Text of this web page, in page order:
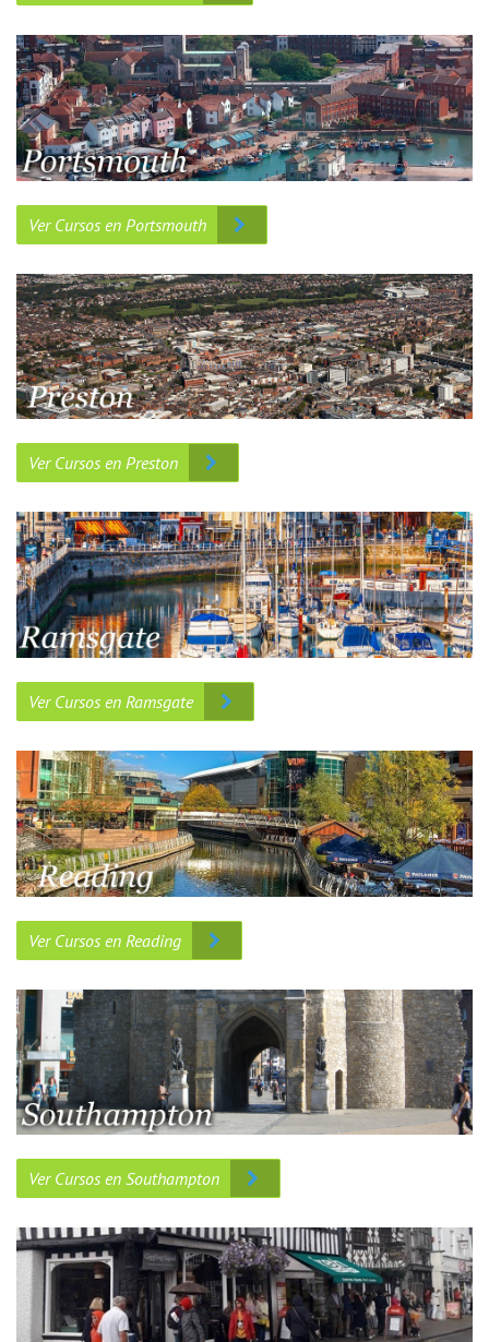
Ver Cursos en Portsmouth
Ver Cursos en Preston
Ver Cursos en Ramsgate
Ver Cursos en Reading
Ver Cursos en Southampton